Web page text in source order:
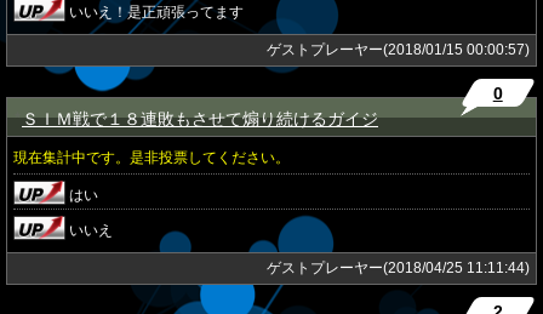
いいえ！是正頑張ってます
ゲストプレーヤー(2018/01/15 00:00:57)
ＳＩＭ戦で１８連敗もさせて煽り続けるガイジ
0
現在集計中です。是非投票してください。
はい
いいえ
ゲストプレーヤー(2018/04/25 11:11:44)